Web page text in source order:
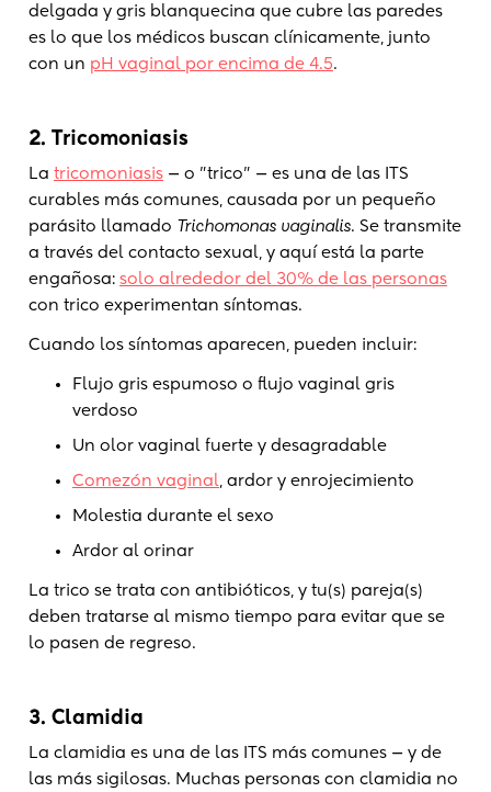
delgada y gris blanquecina que cubre las paredes
es lo que los médicos buscan clínicamente, junto
con un pH vaginal por encima de 4.5.
2. Tricomoniasis
La tricomoniasis — o "trico" — es una de las ITS
curables más comunes, causada por un pequeño
parásito llamado Trichomonas vaginalis. Se transmite
a través del contacto sexual, y aquí está la parte
engañosa: solo alrededor del 30% de las personas
con trico experimentan síntomas.
Cuando los síntomas aparecen, pueden incluir:
Flujo gris espumoso o flujo vaginal gris
verdoso
Un olor vaginal fuerte y desagradable
Comezón vaginal, ardor y enrojecimiento
Molestia durante el sexo
Ardor al orinar
La trico se trata con antibióticos, y tu(s) pareja(s)
deben tratarse al mismo tiempo para evitar que se
lo pasen de regreso.
3. Clamidia
La clamidia es una de las ITS más comunes — y de
las más sigilosas. Muchas personas con clamidia no